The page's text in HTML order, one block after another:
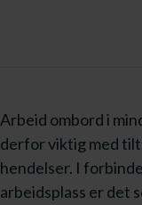
Arbeid ombord i
derfor viktig med
hendelser. I
arbeidsplass er det